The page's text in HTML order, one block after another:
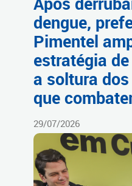
dengue,
Pimentel
estratégia
a soltura
que
29/07/2026